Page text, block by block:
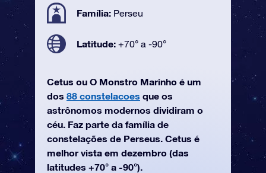
Família: Perseu
Latitude: +70° a -90°
Cetus ou O Monstro Marinho é um
dos 88 constelacoes que os
astrônomos modernos dividiram o
céu. Faz parte da família de
constelações de Perseus. Cetus é
melhor vista em dezembro (das
latitudes +70° a -90°).